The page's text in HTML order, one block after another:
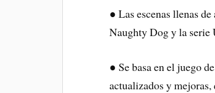
● Las escenas llenas
Naughty Dog y la
● Se basa en el juego
actualizados y